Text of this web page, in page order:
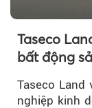
Taseco
bất động
Taseco Land
nghiệp kinh